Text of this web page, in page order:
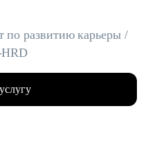
по развитию карьеры /
HRD